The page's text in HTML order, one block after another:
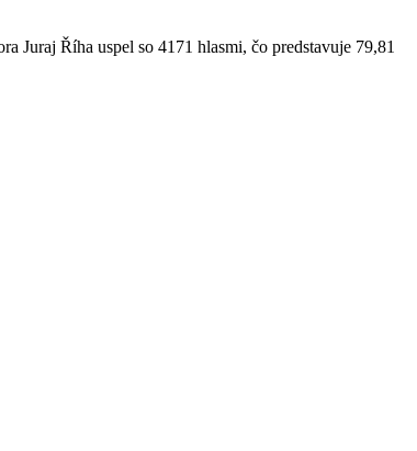
Juraj Říha uspel so 4171 hlasmi, čo predstavuje 79,81